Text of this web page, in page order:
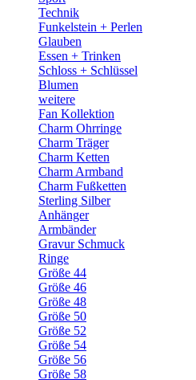
Technik
Funkelstein + Perlen
Glauben
Essen + Trinken
Schloss + Schlüssel
Blumen
weitere
Fan Kollektion
Charm Ohrringe
Charm Träger
Charm Ketten
Charm Armband
Charm Fußketten
Sterling Silber
Anhänger
Armbänder
Gravur Schmuck
Ringe
Größe 44
Größe 46
Größe 48
Größe 50
Größe 52
Größe 54
Größe 56
Größe 58